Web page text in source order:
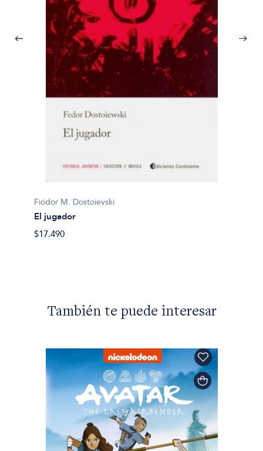
Fiódor M. Dostoievski
El jugador
$17.490
También te puede interesar